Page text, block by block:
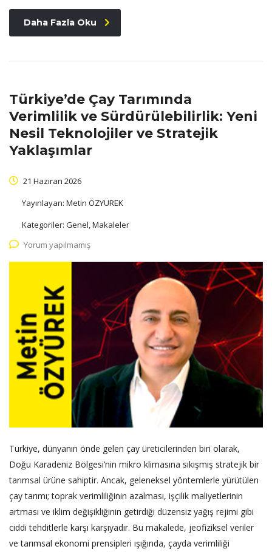
Daha Fazla Oku
Türkiye’de Çay Tarımında
Verimlilik ve Sürdürülebilirlik: Yeni
Nesil Teknolojiler ve Stratejik
Yaklaşımlar
21 Haziran 2026
Yayınlayan: Metin ÖZYÜREK
Kategoriler: Genel, Makaleler
Yorum yapılmamış
Türkiye, dünyanın önde gelen çay üreticilerinden biri olarak,
Doğu Karadeniz Bölgesi’nin mikro klimasına sıkışmış stratejik bir
tarımsal ürüne sahiptir. Ancak, geleneksel yöntemlerle yürütülen
çay tarımı; toprak verimliliğinin azalması, işçilik maliyetlerinin
artması ve iklim değişikliğinin getirdiği düzensiz yağış rejimi gibi
ciddi tehditlerle karşı karşıyadır. Bu makalede, jeofiziksel veriler
ve tarımsal ekonomi prensipleri ışığında, çayda verimliliği